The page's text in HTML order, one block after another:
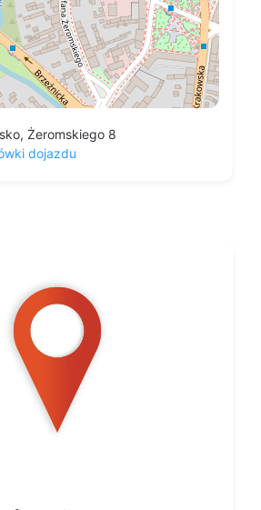
Żeromskiego 8
dojazdu